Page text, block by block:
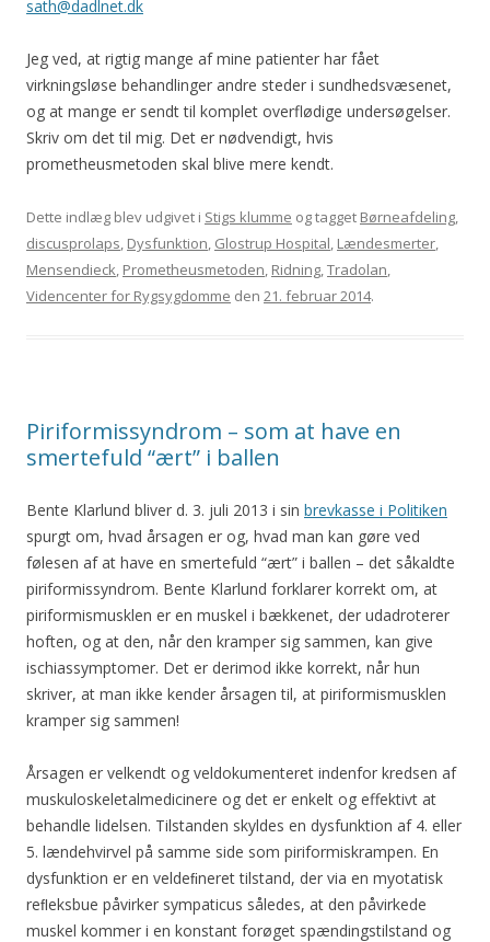
sath@dadlnet.dk
Jeg ved, at rigtig mange af mine patienter har fået
virkningsløse behandlinger andre steder i sundhedsvæsenet,
og at mange er sendt til komplet overflødige undersøgelser.
Skriv om det til mig. Det er nødvendigt, hvis
prometheusmetoden skal blive mere kendt.
Dette indlæg blev udgivet i Stigs klumme og tagget Børneafdeling,
discusprolaps, Dysfunktion, Glostrup Hospital, Lændesmerter,
Mensendieck, Prometheusmetoden, Ridning,Tradolan,
Videncenter for Rygsygdomme den 21. februar 2014.
Piriformissyndrom – som at have en
smertefuld “ært” i ballen
Bente Klarlund bliver d. 3. juli 2013 i sin brevkasse i Politiken
spurgt om, hvad årsagen er og, hvad man kan gøre ved
følesen af at have en smertefuld “ært” i ballen – det såkaldte
piriformissyndrom. Bente Klarlund forklarer korrekt om, at
piriformismusklen er en muskel i bækkenet, der udadroterer
hoften, og at den, når den kramper sig sammen, kan give
ischiassymptomer. Det er derimod ikke korrekt, når hun
skriver, at man ikke kender årsagen til, at piriformismusklen
kramper sig sammen!
Årsagen er velkendt og veldokumenteret indenfor kredsen af
muskuloskeletalmedicinere og det er enkelt og effektivt at
behandle lidelsen. Tilstanden skyldes en dysfunktion af 4. eller
5. lændehvirvel på samme side som piriformiskrampen. En
dysfunktion er en veldeﬁneret tilstand, der via en myotatisk
reﬂeksbue påvirker sympaticus således, at den påvirkede
muskel kommer i en konstant forøget spændingstilstand og